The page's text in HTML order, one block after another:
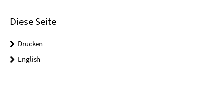
Diese Seite
Drucken
English